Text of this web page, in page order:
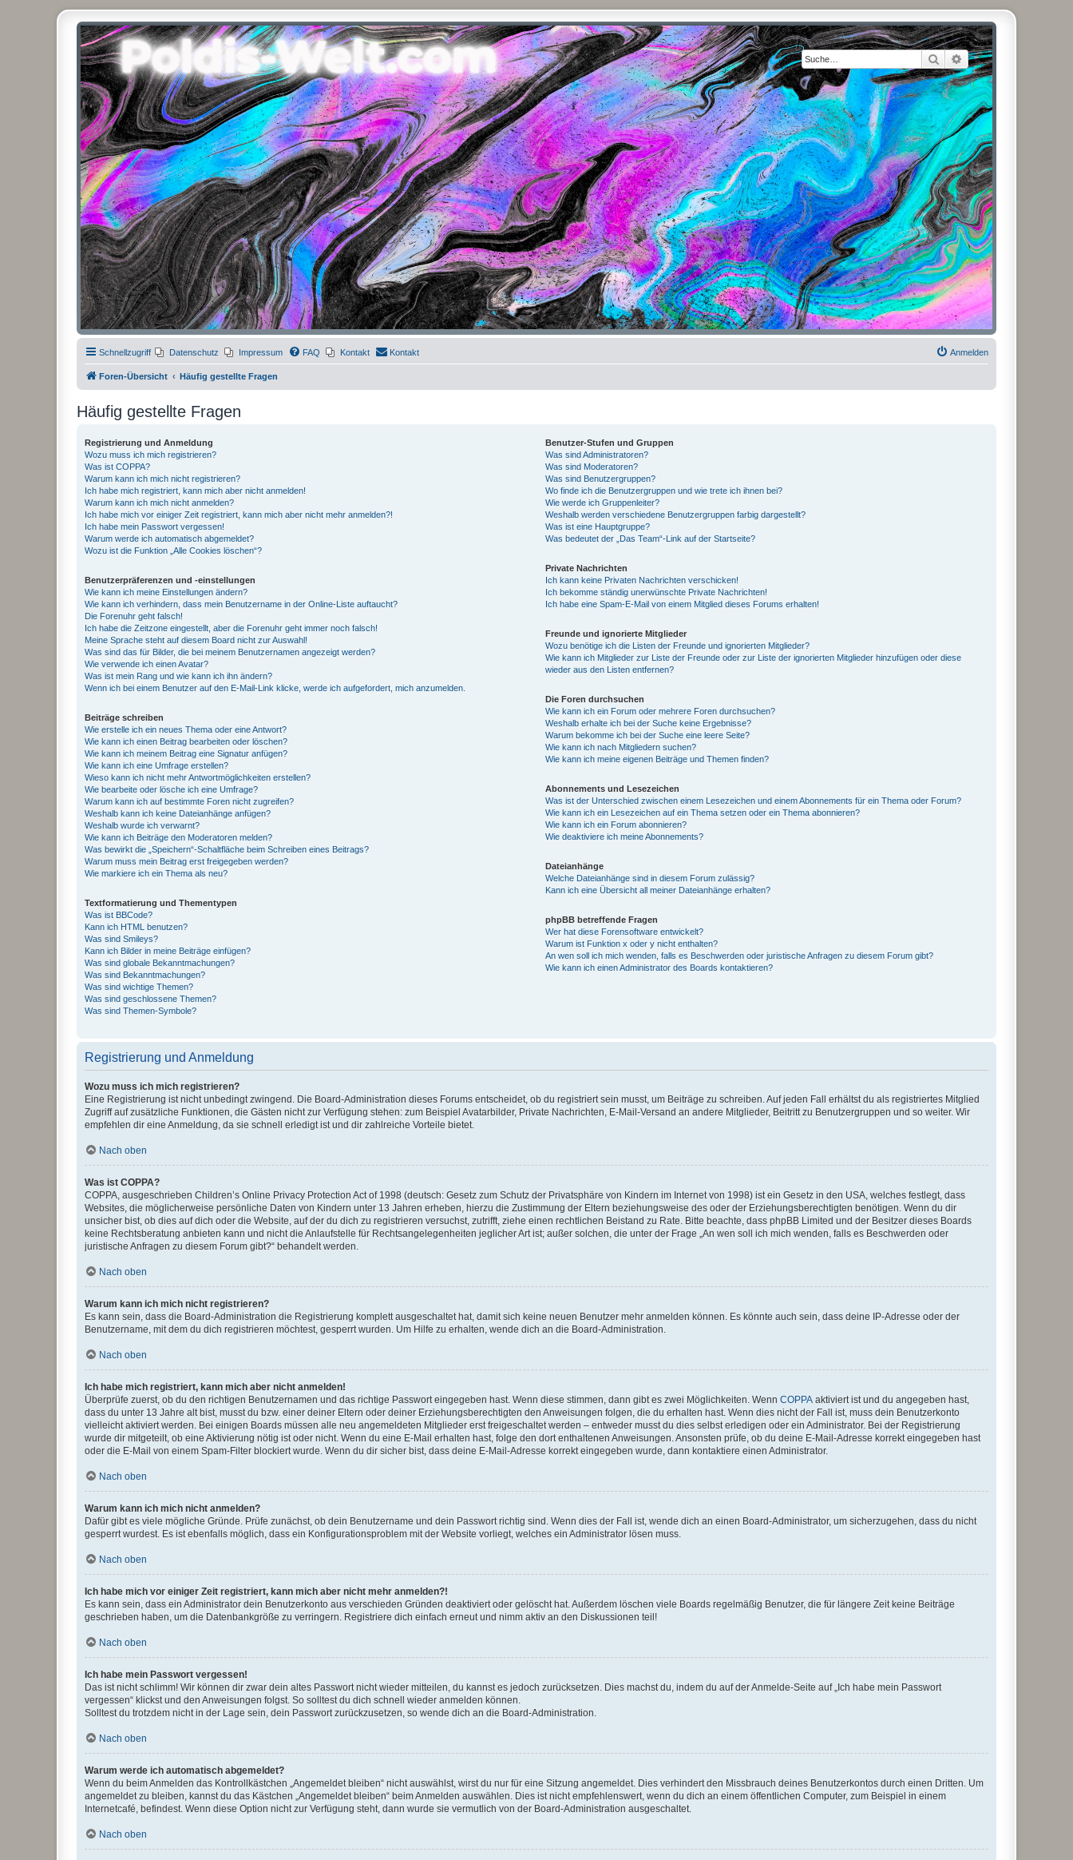
Suche Erweiterte Suche
Poldis-Welt.com
Das Forum für Jeans, Sportswear, grosse Grössen und Accessoires
Schnellzugriff Datenschutz Impressum FAQ Kontakt Kontakt Anmelden
Foren-Übersicht Häufig gestellte Fragen
Häufig gestellte Fragen
Registrierung und Anmeldung
Wozu muss ich mich registrieren?
Was ist COPPA?
Warum kann ich mich nicht registrieren?
Ich habe mich registriert, kann mich aber nicht anmelden!
Warum kann ich mich nicht anmelden?
Ich habe mich vor einiger Zeit registriert, kann mich aber nicht mehr anmelden?!
Ich habe mein Passwort vergessen!
Warum werde ich automatisch abgemeldet?
Wozu ist die Funktion „Alle Cookies löschen“?
Benutzerpräferenzen und -einstellungen
Wie kann ich meine Einstellungen ändern?
Wie kann ich verhindern, dass mein Benutzername in der Online-Liste auftaucht?
Die Forenuhr geht falsch!
Ich habe die Zeitzone eingestellt, aber die Forenuhr geht immer noch falsch!
Meine Sprache steht auf diesem Board nicht zur Auswahl!
Was sind das für Bilder, die bei meinem Benutzernamen angezeigt werden?
Wie verwende ich einen Avatar?
Was ist mein Rang und wie kann ich ihn ändern?
Wenn ich bei einem Benutzer auf den E-Mail-Link klicke, werde ich aufgefordert, mich anzumelden.
Beiträge schreiben
Wie erstelle ich ein neues Thema oder eine Antwort?
Wie kann ich einen Beitrag bearbeiten oder löschen?
Wie kann ich meinem Beitrag eine Signatur anfügen?
Wie kann ich eine Umfrage erstellen?
Wieso kann ich nicht mehr Antwortmöglichkeiten erstellen?
Wie bearbeite oder lösche ich eine Umfrage?
Warum kann ich auf bestimmte Foren nicht zugreifen?
Weshalb kann ich keine Dateianhänge anfügen?
Weshalb wurde ich verwarnt?
Wie kann ich Beiträge den Moderatoren melden?
Was bewirkt die „Speichern“-Schaltfläche beim Schreiben eines Beitrags?
Warum muss mein Beitrag erst freigegeben werden?
Wie markiere ich ein Thema als neu?
Textformatierung und Thementypen
Was ist BBCode?
Kann ich HTML benutzen?
Was sind Smileys?
Kann ich Bilder in meine Beiträge einfügen?
Was sind globale Bekanntmachungen?
Was sind Bekanntmachungen?
Was sind wichtige Themen?
Was sind geschlossene Themen?
Was sind Themen-Symbole?
Benutzer-Stufen und Gruppen
Was sind Administratoren?
Was sind Moderatoren?
Was sind Benutzergruppen?
Wo finde ich die Benutzergruppen und wie trete ich ihnen bei?
Wie werde ich Gruppenleiter?
Weshalb werden verschiedene Benutzergruppen farbig dargestellt?
Was ist eine Hauptgruppe?
Was bedeutet der „Das Team“-Link auf der Startseite?
Private Nachrichten
Ich kann keine Privaten Nachrichten verschicken!
Ich bekomme ständig unerwünschte Private Nachrichten!
Ich habe eine Spam-E-Mail von einem Mitglied dieses Forums erhalten!
Freunde und ignorierte Mitglieder
Wozu benötige ich die Listen der Freunde und ignorierten Mitglieder?
Wie kann ich Mitglieder zur Liste der Freunde oder zur Liste der ignorierten Mitglieder hinzufügen oder diese
wieder aus den Listen entfernen?
Die Foren durchsuchen
Wie kann ich ein Forum oder mehrere Foren durchsuchen?
Weshalb erhalte ich bei der Suche keine Ergebnisse?
Warum bekomme ich bei der Suche eine leere Seite?
Wie kann ich nach Mitgliedern suchen?
Wie kann ich meine eigenen Beiträge und Themen finden?
Abonnements und Lesezeichen
Was ist der Unterschied zwischen einem Lesezeichen und einem Abonnements für ein Thema oder Forum?
Wie kann ich ein Lesezeichen auf ein Thema setzen oder ein Thema abonnieren?
Wie kann ich ein Forum abonnieren?
Wie deaktiviere ich meine Abonnements?
Dateianhänge
Welche Dateianhänge sind in diesem Forum zulässig?
Kann ich eine Übersicht all meiner Dateianhänge erhalten?
phpBB betreffende Fragen
Wer hat diese Forensoftware entwickelt?
Warum ist Funktion x oder y nicht enthalten?
An wen soll ich mich wenden, falls es Beschwerden oder juristische Anfragen zu diesem Forum gibt?
Wie kann ich einen Administrator des Boards kontaktieren?
Registrierung und Anmeldung
Wozu muss ich mich registrieren?
Eine Registrierung ist nicht unbedingt zwingend. Die Board-Administration dieses Forums entscheidet, ob du registriert sein musst, um Beiträge zu schreiben. Auf jeden Fall erhältst du als registriertes Mitglied
Zugriff auf zusätzliche Funktionen, die Gästen nicht zur Verfügung stehen: zum Beispiel Avatarbilder, Private Nachrichten, E-Mail-Versand an andere Mitglieder, Beitritt zu Benutzergruppen und so weiter. Wir
empfehlen dir eine Anmeldung, da sie schnell erledigt ist und dir zahlreiche Vorteile bietet.
Nach oben
Was ist COPPA?
COPPA, ausgeschrieben Children’s Online Privacy Protection Act of 1998 (deutsch: Gesetz zum Schutz der Privatsphäre von Kindern im Internet von 1998) ist ein Gesetz in den USA, welches festlegt, dass
Websites, die möglicherweise persönliche Daten von Kindern unter 13 Jahren erheben, hierzu die Zustimmung der Eltern beziehungsweise des oder der Erziehungsberechtigten benötigen. Wenn du dir
unsicher bist, ob dies auf dich oder die Website, auf der du dich zu registrieren versuchst, zutrifft, ziehe einen rechtlichen Beistand zu Rate. Bitte beachte, dass phpBB Limited und der Besitzer dieses Boards
keine Rechtsberatung anbieten kann und nicht die Anlaufstelle für Rechtsangelegenheiten jeglicher Art ist; außer solchen, die unter der Frage „An wen soll ich mich wenden, falls es Beschwerden oder
juristische Anfragen zu diesem Forum gibt?“ behandelt werden.
Nach oben
Warum kann ich mich nicht registrieren?
Es kann sein, dass die Board-Administration die Registrierung komplett ausgeschaltet hat, damit sich keine neuen Benutzer mehr anmelden können. Es könnte auch sein, dass deine IP-Adresse oder der
Benutzername, mit dem du dich registrieren möchtest, gesperrt wurden. Um Hilfe zu erhalten, wende dich an die Board-Administration.
Nach oben
Ich habe mich registriert, kann mich aber nicht anmelden!
Überprüfe zuerst, ob du den richtigen Benutzernamen und das richtige Passwort eingegeben hast. Wenn diese stimmen, dann gibt es zwei Möglichkeiten. Wenn COPPA aktiviert ist und du angegeben hast,
dass du unter 13 Jahre alt bist, musst du bzw. einer deiner Eltern oder deiner Erziehungsberechtigten den Anweisungen folgen, die du erhalten hast. Wenn dies nicht der Fall ist, muss dein Benutzerkonto
vielleicht aktiviert werden. Bei einigen Boards müssen alle neu angemeldeten Mitglieder erst freigeschaltet werden – entweder musst du dies selbst erledigen oder ein Administrator. Bei der Registrierung
wurde dir mitgeteilt, ob eine Aktivierung nötig ist oder nicht. Wenn du eine E-Mail erhalten hast, folge den dort enthaltenen Anweisungen. Ansonsten prüfe, ob du deine E-Mail-Adresse korrekt eingegeben hast
oder die E-Mail von einem Spam-Filter blockiert wurde. Wenn du dir sicher bist, dass deine E-Mail-Adresse korrekt eingegeben wurde, dann kontaktiere einen Administrator.
Nach oben
Warum kann ich mich nicht anmelden?
Dafür gibt es viele mögliche Gründe. Prüfe zunächst, ob dein Benutzername und dein Passwort richtig sind. Wenn dies der Fall ist, wende dich an einen Board-Administrator, um sicherzugehen, dass du nicht
gesperrt wurdest. Es ist ebenfalls möglich, dass ein Konfigurationsproblem mit der Website vorliegt, welches ein Administrator lösen muss.
Nach oben
Ich habe mich vor einiger Zeit registriert, kann mich aber nicht mehr anmelden?!
Es kann sein, dass ein Administrator dein Benutzerkonto aus verschieden Gründen deaktiviert oder gelöscht hat. Außerdem löschen viele Boards regelmäßig Benutzer, die für längere Zeit keine Beiträge
geschrieben haben, um die Datenbankgröße zu verringern. Registriere dich einfach erneut und nimm aktiv an den Diskussionen teil!
Nach oben
Ich habe mein Passwort vergessen!
Das ist nicht schlimm! Wir können dir zwar dein altes Passwort nicht wieder mitteilen, du kannst es jedoch zurücksetzen. Dies machst du, indem du auf der Anmelde-Seite auf „Ich habe mein Passwort
vergessen“ klickst und den Anweisungen folgst. So solltest du dich schnell wieder anmelden können.
Solltest du trotzdem nicht in der Lage sein, dein Passwort zurückzusetzen, so wende dich an die Board-Administration.
Nach oben
Warum werde ich automatisch abgemeldet?
Wenn du beim Anmelden das Kontrollkästchen „Angemeldet bleiben“ nicht auswählst, wirst du nur für eine Sitzung angemeldet. Dies verhindert den Missbrauch deines Benutzerkontos durch einen Dritten. Um
angemeldet zu bleiben, kannst du das Kästchen „Angemeldet bleiben“ beim Anmelden auswählen. Dies ist nicht empfehlenswert, wenn du dich an einem öffentlichen Computer, zum Beispiel in einem
Internetcafé, befindest. Wenn diese Option nicht zur Verfügung steht, dann wurde sie vermutlich von der Board-Administration ausgeschaltet.
Nach oben